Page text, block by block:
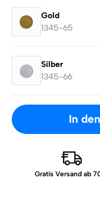
Gold
1345-65
Silber
1345-66
In
Gratis Versand ab